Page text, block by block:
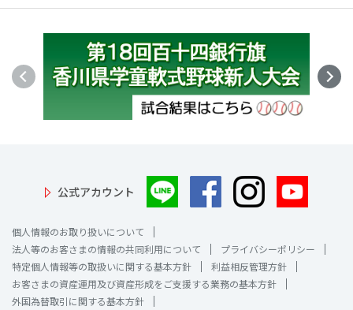
公式アカウント
個人情報のお取り扱いについて
法人等のお客さまの情報の共同利用について
プライバシーポリシー
特定個人情報等の取扱いに関する基本方針
利益相反管理方針
お客さまの資産運用及び資産形成をご支援する業務の基本方針
外国為替取引に関する基本方針